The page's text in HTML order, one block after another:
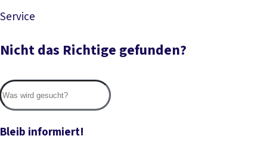
Service
Mehr lesen
Nicht das Richtige gefunden?
Bleib informiert!